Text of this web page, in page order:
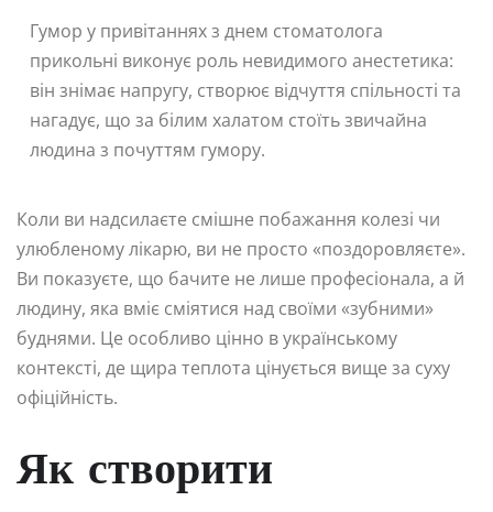
Гумор у привітаннях з днем стоматолога
прикольні виконує роль невидимого анестетика:
він знімає напругу, створює відчуття спільності та
нагадує, що за білим халатом стоїть звичайна
людина з почуттям гумору.
Коли ви надсилаєте смішне побажання колезі чи
улюбленому лікарю, ви не просто «поздоровляєте».
Ви показуєте, що бачите не лише професіонала, а й
людину, яка вміє сміятися над своїми «зубними»
буднями. Це особливо цінно в українському
контексті, де щира теплота цінується вище за суху
офіційність.
Як створити